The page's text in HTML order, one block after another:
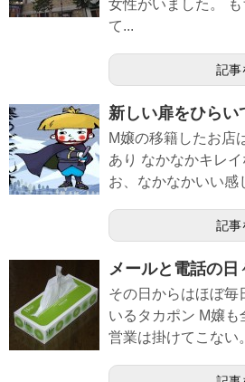
女性がいました。
て...
記事
新しい扉をひらい
M嬢の移籍したお店
あり なかなかキレイ
お、なかなかいい感
記事
メールと電話の日
その日からはほぼ毎
いるタカポン M嬢
営業は掛けてこない